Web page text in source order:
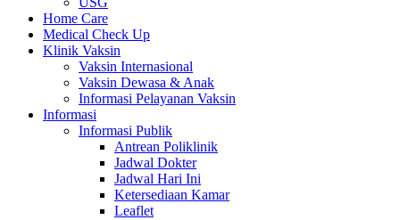
Home Care
Medical Check Up
Klinik Vaksin
Vaksin Internasional
Vaksin Dewasa & Anak
Informasi Pelayanan Vaksin
Informasi
Informasi Publik
Antrean Poliklinik
Jadwal Dokter
Jadwal Hari Ini
Ketersediaan Kamar
Leaflet